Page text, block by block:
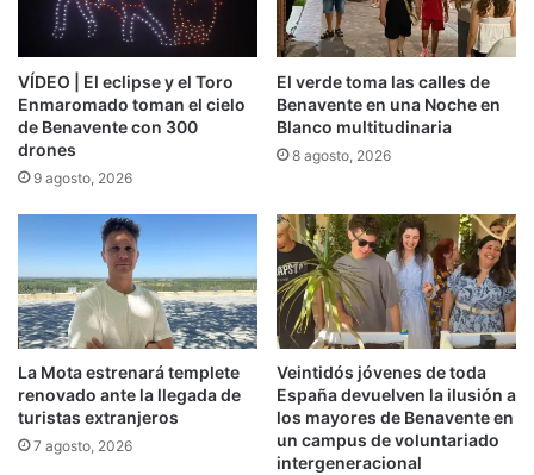
VÍDEO | El eclipse y el Toro
Enmaromado toman el cielo
de Benavente con 300
drones
9 agosto, 2026
El verde toma las calles de
Benavente en una Noche en
Blanco multitudinaria
8 agosto, 2026
La Mota estrenará templete
renovado ante la llegada de
turistas extranjeros
7 agosto, 2026
Veintidós jóvenes de toda
España devuelven la ilusión a
los mayores de Benavente en
un campus de voluntariado
intergeneracional